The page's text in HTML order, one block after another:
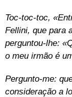
Toc-toc-toc,
Fellini, que para
perguntou-lhe:
o meu irmão é
Pergunto-me:
consideração a